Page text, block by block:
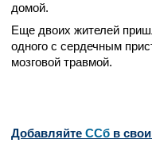
домой.
Еще двоих жителей
одного с сердечным
мозговой травмой.
Добавляйте CСб в